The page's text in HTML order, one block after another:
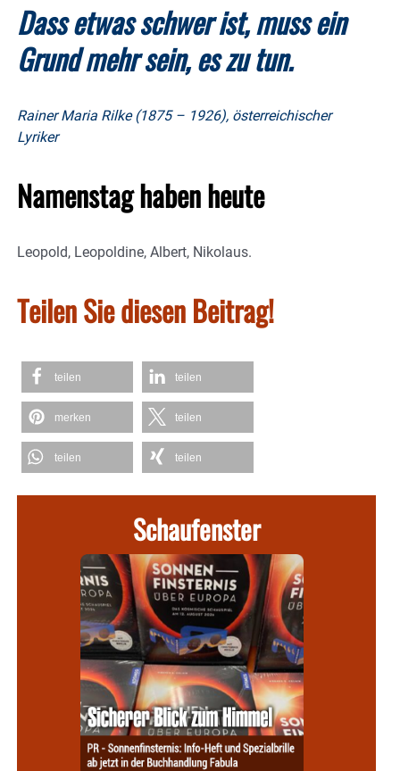
Dass etwas schwer ist, muss ein
Grund mehr sein, es zu tun.
Rainer Maria Rilke (1875 – 1926), österreichischer
Lyriker
Namenstag haben heute
Leopold, Leopoldine, Albert, Nikolaus.
Teilen Sie diesen Beitrag!
teilen teilen
merken teilen
teilen teilen
Schaufenster